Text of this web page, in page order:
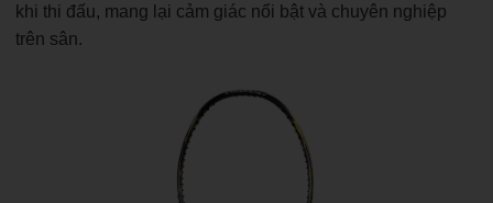
khi thi đấu, mang lại cảm giác nổi bật và chuyên nghiệp
trên sân.